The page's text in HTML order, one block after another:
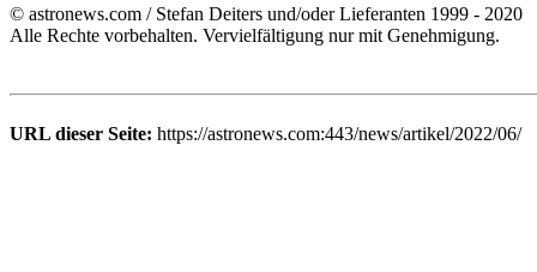
© astronews.com / Stefan Deiters und/oder Lieferanten 1999 - 2020
Alle Rechte vorbehalten. Vervielfältigung nur mit Genehmigung.
URL dieser Seite: https://astronews.com:443/news/artikel/2022/06/